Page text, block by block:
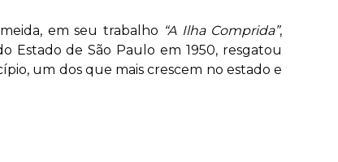
em seu trabalho “A Ilha Comprida”,
Estado de São Paulo em 1950, resgatou
um dos que mais crescem no estado e